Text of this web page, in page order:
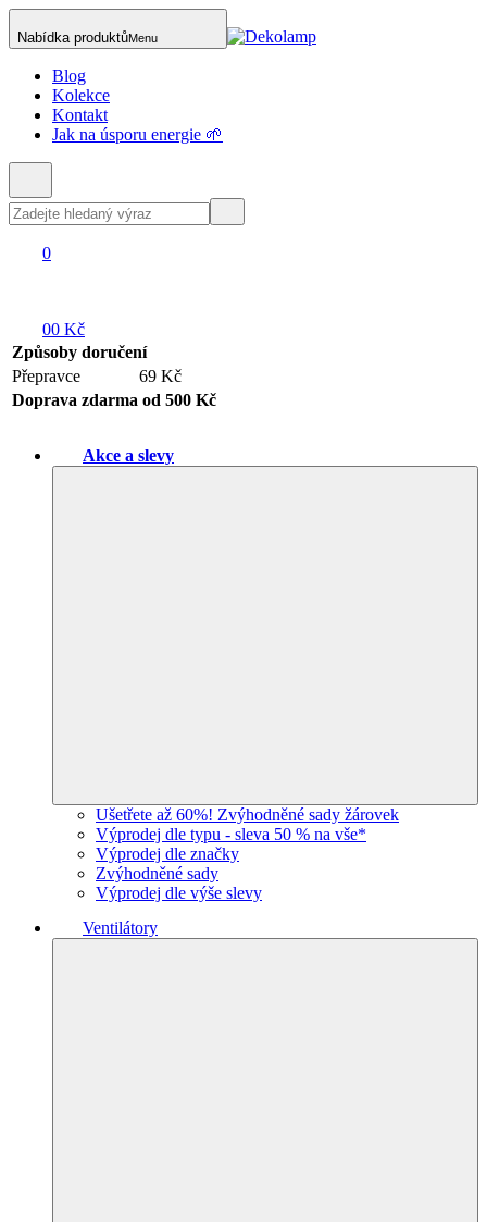
Nabídka produktůMenu
Blog
Kolekce
Kontakt
Jak na úsporu energie 🌱
0
00 Kč
Způsoby doručení
Přepravce
69 Kč
Doprava zdarma od 500 Kč
Akce a slevy
Ušetřete až 60%! Zvýhodněné sady žárovek
Výprodej dle typu - sleva 50 % na vše*
Výprodej dle značky
Zvýhodněné sady
Výprodej dle výše slevy
Ventilátory